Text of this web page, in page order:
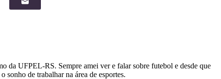
da UFPEL-RS. Sempre amei ver e falar sobre futebol e desde que
sonho de trabalhar na área de esportes.